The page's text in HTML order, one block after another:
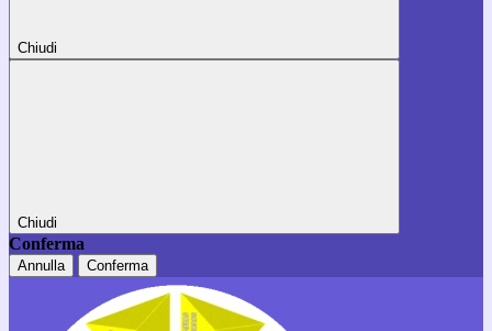
Chiudi
Chiudi
Conferma
Annulla Conferma